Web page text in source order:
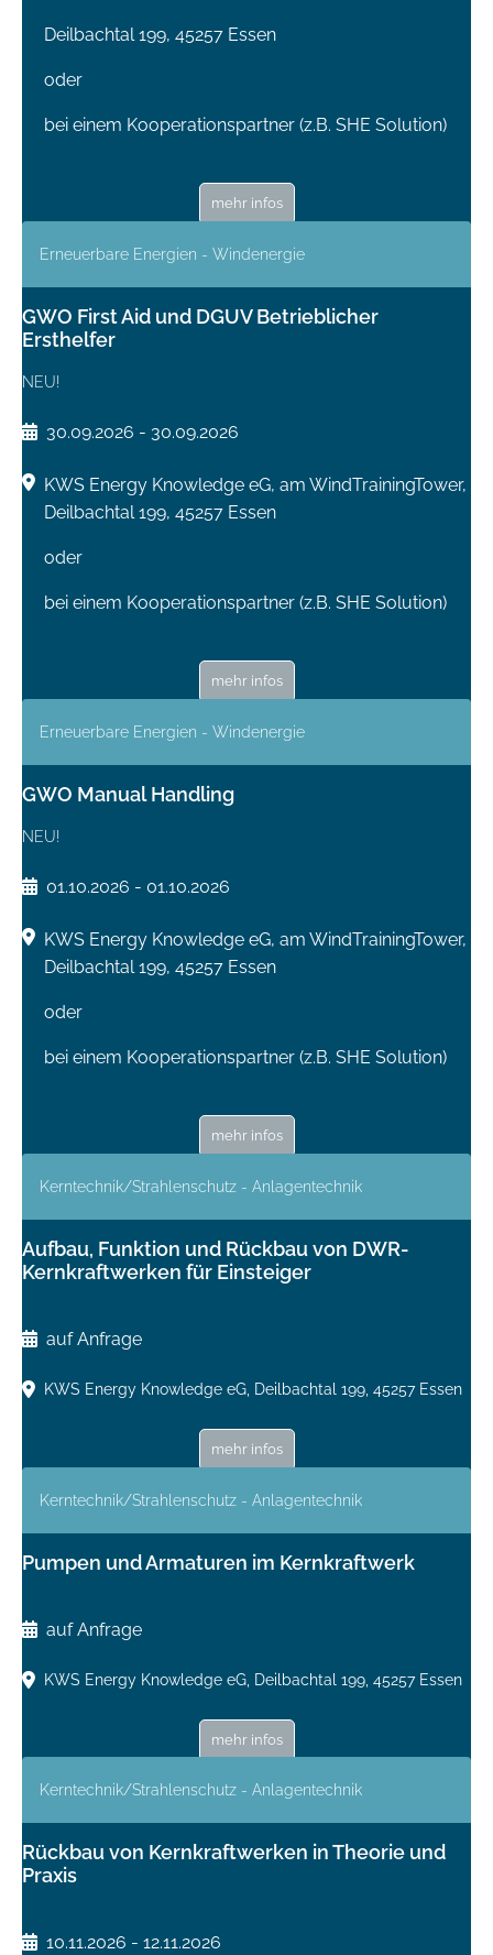
Deilbachtal 199, 45257 Essen
oder
bei einem Kooperationspartner (z.B. SHE Solution)
mehr infos
Erneuerbare Energien - Windenergie
GWO First Aid und DGUV Betrieblicher
Ersthelfer
NEU!
30.09.2026 - 30.09.2026
KWS Energy Knowledge eG, am WindTrainingTower,
Deilbachtal 199, 45257 Essen
oder
bei einem Kooperationspartner (z.B. SHE Solution)
mehr infos
Erneuerbare Energien - Windenergie
GWO Manual Handling
NEU!
01.10.2026 - 01.10.2026
KWS Energy Knowledge eG, am WindTrainingTower,
Deilbachtal 199, 45257 Essen
oder
bei einem Kooperationspartner (z.B. SHE Solution)
mehr infos
Kerntechnik/Strahlenschutz - Anlagentechnik
Aufbau, Funktion und Rückbau von DWR-
Kernkraftwerken für Einsteiger
auf Anfrage
KWS Energy Knowledge eG, Deilbachtal 199, 45257 Essen
mehr infos
Kerntechnik/Strahlenschutz - Anlagentechnik
Pumpen und Armaturen im Kernkraftwerk
auf Anfrage
KWS Energy Knowledge eG, Deilbachtal 199, 45257 Essen
mehr infos
Kerntechnik/Strahlenschutz - Anlagentechnik
Rückbau von Kernkraftwerken in Theorie und
Praxis
10.11.2026 - 12.11.2026